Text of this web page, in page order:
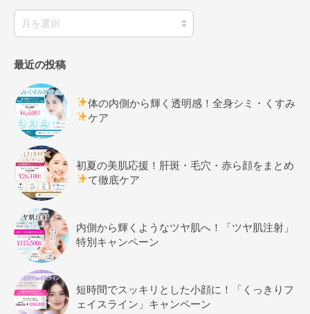
最近の投稿
体の内側から輝く透明感！全身シミ・くすみ
ケア
初夏の美肌応援！肝斑・毛穴・赤ら顔をまとめ
て徹底ケア
内側から輝くようなツヤ肌へ！「ツヤ肌注射」
特別キャンペーン
短時間でスッキリとした小顔に！「くっきりフ
ェイスライン」キャンペーン